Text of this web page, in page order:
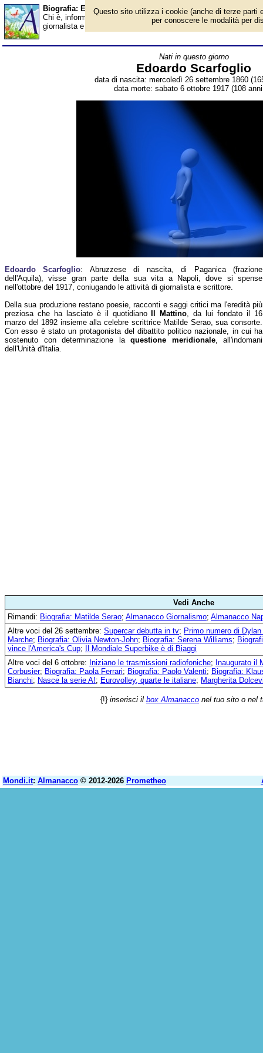
Biografia: Edoardo Scarfoglio - Almanacco
Chi è, informazioni, foto, qual è la data di nascita, dove è nato,
giornalista e scrittore italiano. Breve biografia. Voce
Nati in questo giorno
Edoardo Scarfoglio
data di nascita: mercoledì 26 settembre 1860
data morte: sabato 6 ottobre 1917 (108
Edoardo Scarfoglio: Abruzzese di nascita, di Paganica (frazione
dell'Aquila), visse gran parte della sua vita a Napoli, dove si spense
nell'ottobre del 1917, coniugando le attività di giornalista e scrittore.
Della sua produzione restano poesie, racconti e saggi critici ma l'eredità più
preziosa che ha lasciato è il quotidiano
Il Mattino, da lui fondato il 16
marzo del 1892 insieme alla celebre scrittrice Matilde Serao, sua consorte.
Con esso è stato un protagonista del dibattito politico nazionale, in cui ha
sostenuto con determinazione la questione meridionale, all'indomani
dell'Unità d'Italia.
Vedi Anche
Rimandi: Biografia: Matilde Serao; Almanacco Giornalismo; Almanacco
Altre voci del 26 settembre: Supercar debutta in tv; Primo numero di Dylan
Marche; Biografia: Olivia Newton-John; Biografia: Serena Williams;
vince l'America's Cup;
Il Mondiale Superbike è di Biaggi
Altre voci del 6 ottobre: Iniziano le trasmissioni radiofoniche; Inaugurato il
Corbusier; Biografia: Paola Ferrari; Biografia: Paolo Valenti; Biografia:
Bianchi; Nasce la serie A!; Eurovolley, quarte le italiane; Margherita
{!} inserisci il box Almanacco nel tuo sito o nel
Mondi.it: Almanacco © 2012-2026 Prometheo
Questo sito utilizza i cookie (anche di terze parti
per conoscere le modalità per